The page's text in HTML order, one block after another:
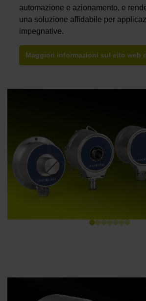
automazione e azionamento, e
una soluzione affidabile per
impegnative.
Maggiori informazioni sul sito web